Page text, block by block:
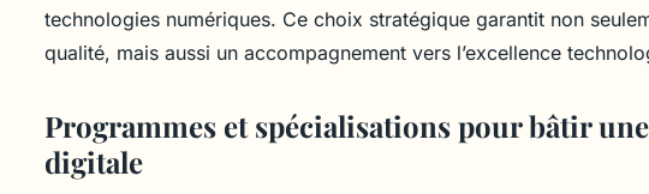
technologies numériques. Ce choix stratégique garantit non
qualité, mais aussi un accompagnement vers l’excellence
Programmes et spécialisations pour bâtir
digitale